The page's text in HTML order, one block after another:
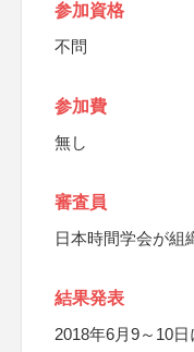
参加資格
不問
参加費
無し
審査員
日本時間学会が組
結果発表
2018年6月9～10